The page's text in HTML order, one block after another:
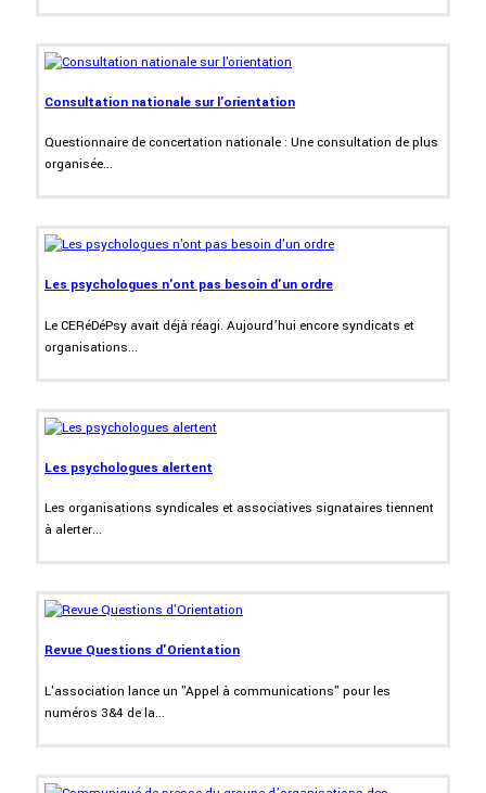
Consultation nationale sur l'orientation
Questionnaire de concertation nationale : Une consultation de plus
organisée...
Les psychologues n'ont pas besoin d'un ordre
Le CERéDéPsy avait déjà réagi. Aujourd’hui encore syndicats et
organisations...
Les psychologues alertent
Les organisations syndicales et associatives signataires tiennent
à alerter...
Revue Questions d'Orientation
L'association lance un "Appel à communications" pour les
numéros 3&4 de la...